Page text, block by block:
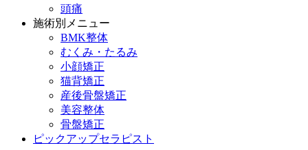
頭痛
施術別メニュー
BMK整体
むくみ・たるみ
小顔矯正
猫背矯正
産後骨盤矯正
美容整体
骨盤矯正
ピックアップセラピスト